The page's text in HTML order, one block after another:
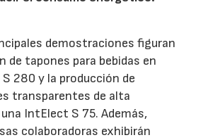
demostraciones figuran
de tapones para bebidas en
280 y la producción de
transparentes de alta
IntElect S 75. Además,
colaboradoras exhibirán